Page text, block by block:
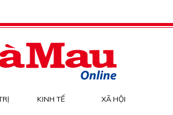
KINH TẾ XÃ HỘI